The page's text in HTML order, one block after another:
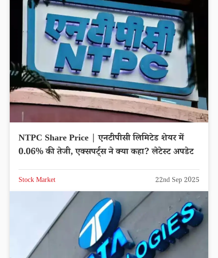
NTPC Share Price | एनटीपीसी लिमिटेड शेयर में
0.06% की तेजी, एक्सपर्ट्स ने क्या कहा? लेटेस्ट अपडेट
Stock Market 22nd Sep 2025